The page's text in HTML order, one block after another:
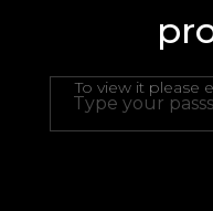
To view it please